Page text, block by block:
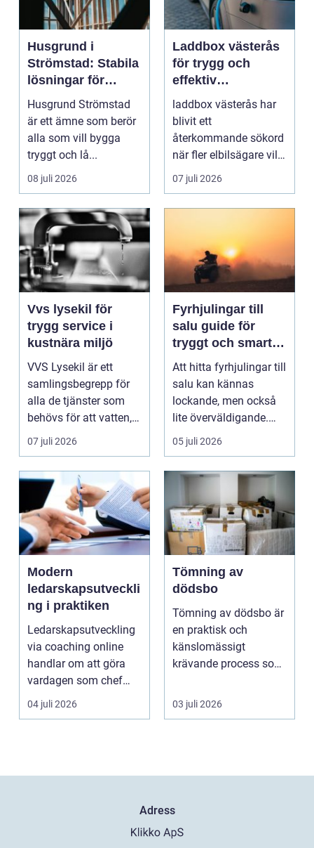
Husgrund i
Strömstad: Stabila
lösningar för
boende vid kusten
Husgrund Strömstad
är ett ämne som berör
alla som vill bygga
tryggt och lå...
08 juli 2026
Laddbox västerås
för trygg och
effektiv
hemmaladdning
laddbox västerås har
blivit ett
återkommande sökord
när fler elbilsägare vill
ladda hemma på ett
07 juli 2026
Vvs lysekil för
trygg service i
kustnära miljö
VVS Lysekil är ett
samlingsbegrepp för
alla de tjänster som
behövs för att vatten,
värme och avlopp ...
07 juli 2026
Fyrhjulingar till
salu guide för
tryggt och smart
köp
Att hitta fyrhjulingar till
salu kan kännas
lockande, men också
lite överväldigande.
Utbudet är stor...
05 juli 2026
Modern
ledarskapsutveckli
ng i praktiken
Ledarskapsutveckling
via coaching online
handlar om att göra
vardagen som chef
både mer h...
04 juli 2026
Tömning av
dödsbo
Tömning av dödsbo är
en praktisk och
känslomässigt
krävande process som
gång ell...
03 juli 2026
Adress